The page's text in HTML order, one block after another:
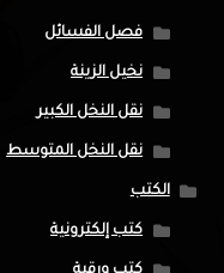
فصل الفسائل
نخيل الزينة
نقل النخل الكبير
نقل النخل المتوسط
الكتب
كتب إلكترونية